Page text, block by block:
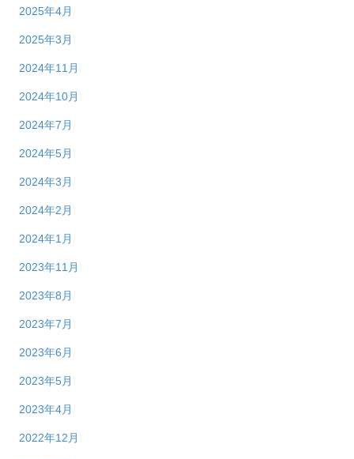
2025年4月
2025年3月
2024年11月
2024年10月
2024年7月
2024年5月
2024年3月
2024年2月
2024年1月
2023年11月
2023年8月
2023年7月
2023年6月
2023年5月
2023年4月
2022年12月